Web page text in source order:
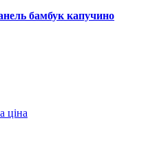
бамбук капучино
ціна